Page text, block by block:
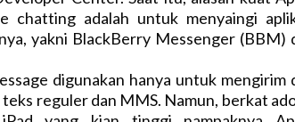
chatting adalah untuk menyaingi
yakni BlackBerry Messenger (BBM)
digunakan hanya untuk mengirim
reguler dan MMS. Namun, berkat